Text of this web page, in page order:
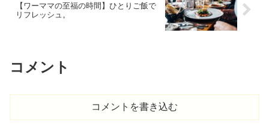
【ワーママの至福の時間】ひとりご飯で
リフレッシュ。
コメント
コメントを書き込む